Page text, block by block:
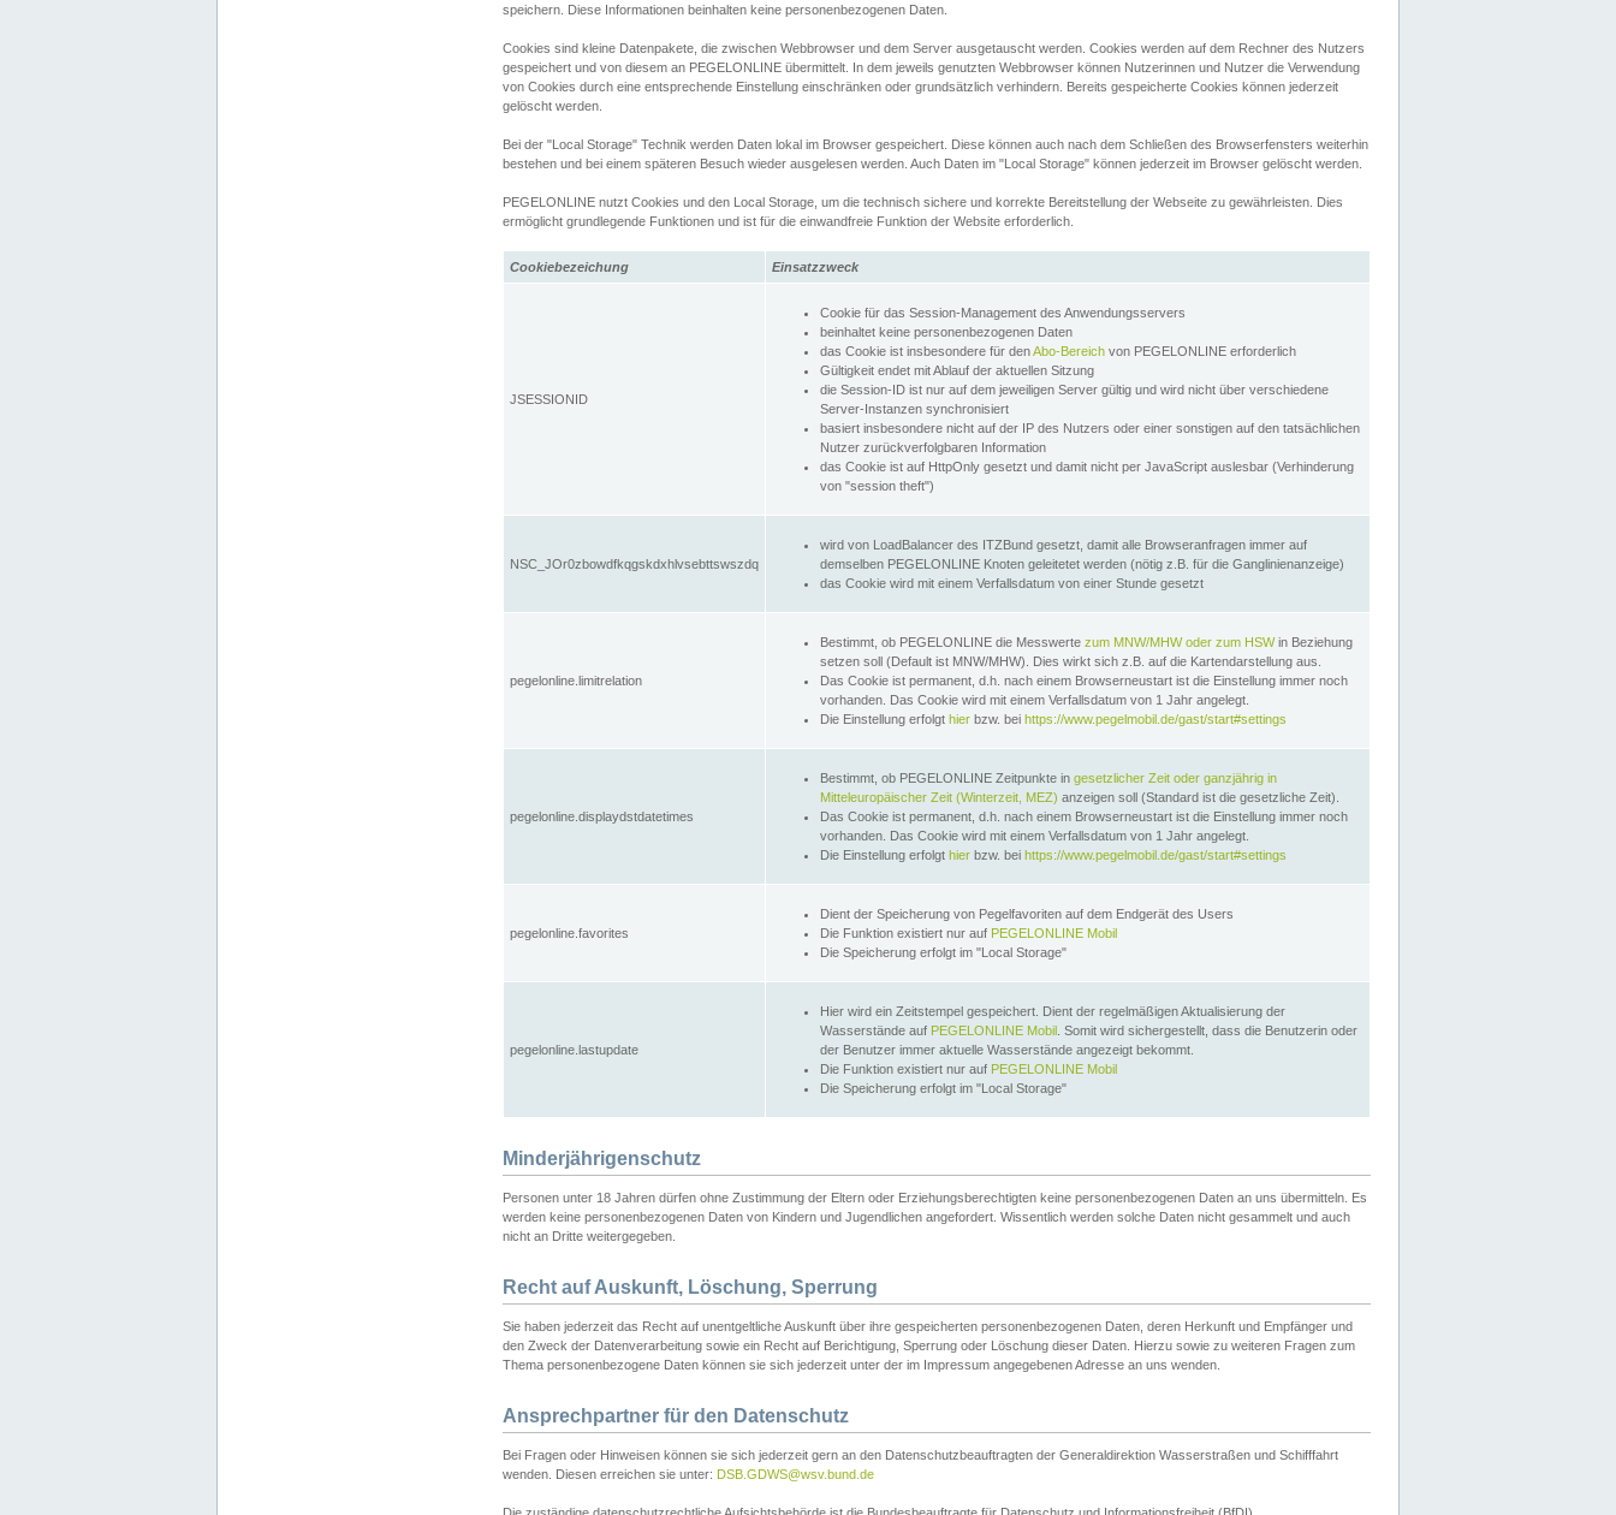
speichern. Diese Informationen beinhalten keine personenbezogenen Daten.
Cookies sind kleine Datenpakete, die zwischen Webbrowser und dem Server ausgetauscht werden. Cookies werden auf dem Rechner des Nutzers
gespeichert und von diesem an PEGELONLINE übermittelt. In dem jeweils genutzten Webbrowser können Nutzerinnen und Nutzer die Verwendung
von Cookies durch eine entsprechende Einstellung einschränken oder grundsätzlich verhindern. Bereits gespeicherte Cookies können jederzeit
gelöscht werden.
Bei der "Local Storage" Technik werden Daten lokal im Browser gespeichert. Diese können auch nach dem Schließen des Browserfensters weiterhin
bestehen und bei einem späteren Besuch wieder ausgelesen werden. Auch Daten im "Local Storage" können jederzeit im Browser gelöscht werden.
PEGELONLINE nutzt Cookies und den Local Storage, um die technisch sichere und korrekte Bereitstellung der Webseite zu gewährleisten. Dies
ermöglicht grundlegende Funktionen und ist für die einwandfreie Funktion der Website erforderlich.
Cookiebezeichung Einsatzzweck
JSESSIONID
Cookie für das Session-Management des Anwendungsservers
beinhaltet keine personenbezogenen Daten
das Cookie ist insbesondere für denAbo-Bereich von PEGELONLINE erforderlich
Gültigkeit endet mit Ablauf der aktuellen Sitzung
die Session-ID ist nur auf dem jeweiligen Server gültig und wird nicht über verschiedene
Server-Instanzen synchronisiert
basiert insbesondere nicht auf der IP des Nutzers oder einer sonstigen auf den tatsächlichen
Nutzer zurückverfolgbaren Information
das Cookie ist auf HttpOnly gesetzt und damit nicht per JavaScript auslesbar (Verhinderung
von "session theft")
NSC_JOr0zbowdfkqgskdxhlvsebttswszdq
wird von LoadBalancer des ITZBund gesetzt, damit alle Browseranfragen immer auf
demselben PEGELONLINE Knoten geleitetet werden (nötig z.B. für die Ganglinienanzeige)
das Cookie wird mit einem Verfallsdatum von einer Stunde gesetzt
pegelonline.limitrelation
Bestimmt, ob PEGELONLINE die Messwerte zum MNW/MHW oder zum HSWin Beziehung
setzen soll (Default ist MNW/MHW). Dies wirkt sich z.B. auf die Kartendarstellung aus.
Das Cookie ist permanent, d.h. nach einem Browserneustart ist die Einstellung immer noch
vorhanden. Das Cookie wird mit einem Verfallsdatum von 1 Jahr angelegt.
Die Einstellung erfolgt hier bzw. bei https://www.pegelmobil.de/gast/start#settings
pegelonline.displaydstdatetimes
Bestimmt, ob PEGELONLINE Zeitpunkte in gesetzlicher Zeit oder ganzjährig in
Mitteleuropäischer Zeit (Winterzeit, MEZ) anzeigen soll (Standard ist die gesetzliche Zeit).
Das Cookie ist permanent, d.h. nach einem Browserneustart ist die Einstellung immer noch
vorhanden. Das Cookie wird mit einem Verfallsdatum von 1 Jahr angelegt.
Die Einstellung erfolgt hier bzw. bei https://www.pegelmobil.de/gast/start#settings
pegelonline.favorites
Dient der Speicherung von Pegelfavoriten auf dem Endgerät des Users
Die Funktion existiert nur auf PEGELONLINE Mobil
Die Speicherung erfolgt im "Local Storage"
pegelonline.lastupdate
Hier wird ein Zeitstempel gespeichert. Dient der regelmäßigen Aktualisierung der
Wasserstände auf PEGELONLINE Mobil . Somit wird sichergestellt, dass die Benutzerin oder
der Benutzer immer aktuelle Wasserstände angezeigt bekommt.
Die Funktion existiert nur auf PEGELONLINE Mobil
Die Speicherung erfolgt im "Local Storage"
Minderjährigenschutz
Personen unter 18 Jahren dürfen ohne Zustimmung der Eltern oder Erziehungsberechtigten keine personenbezogenen Daten an uns übermitteln. Es
werden keine personenbezogenen Daten von Kindern und Jugendlichen angefordert. Wissentlich werden solche Daten nicht gesammelt und auch
nicht an Dritte weitergegeben.
Recht auf Auskunft, Löschung, Sperrung
Sie haben jederzeit das Recht auf unentgeltliche Auskunft über ihre gespeicherten personenbezogenen Daten, deren Herkunft und Empfänger und
den Zweck der Datenverarbeitung sowie ein Recht auf Berichtigung, Sperrung oder Löschung dieser Daten. Hierzu sowie zu weiteren Fragen zum
Thema personenbezogene Daten können sie sich jederzeit unter der im Impressum angegebenen Adresse an uns wenden.
Ansprechpartner für den Datenschutz
Bei Fragen oder Hinweisen können sie sich jederzeit gern an den Datenschutzbeauftragten der Generaldirektion Wasserstraßen und Schifffahrt
wenden. Diesen erreichen sie unter: DSB.GDWS@wsv.bund.de